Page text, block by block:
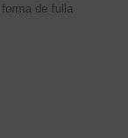
de fulla